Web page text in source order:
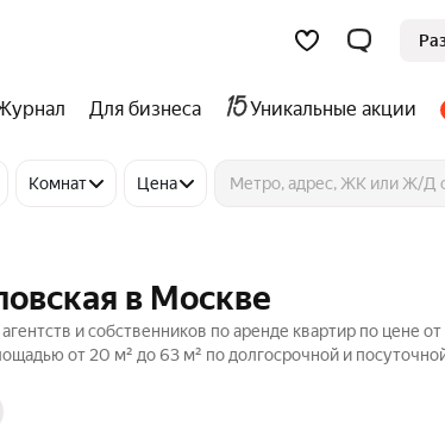
Для бизнеса Уникальные акции
Комнат Цена
в Москве
и собственников по аренде квартир по цене
от 20 м² до 63 м² по долгосрочной и